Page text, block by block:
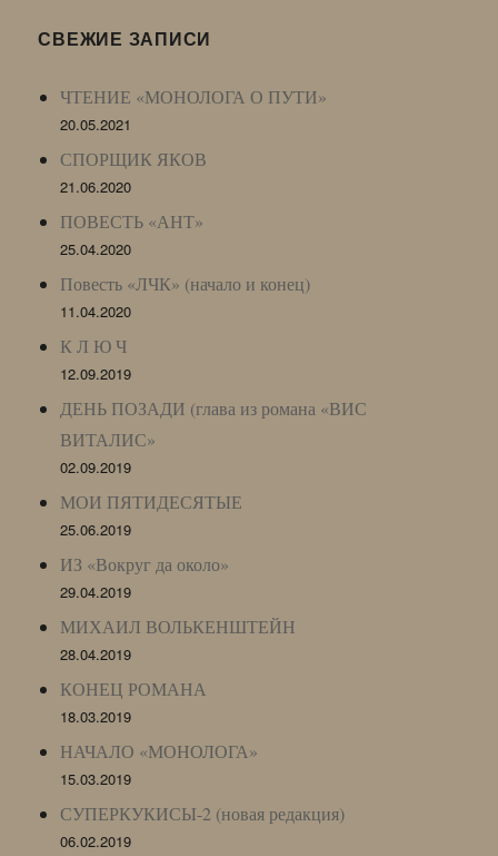
LJ
СВЕЖИЕ ЗАПИСИ
ЧТЕНИЕ «МОНОЛОГА О ПУТИ»
20.05.2021
СПОРЩИК ЯКОВ
21.06.2020
ПОВЕСТЬ «АНТ»
25.04.2020
Повесть «ЛЧК» (начало и конец)
11.04.2020
К Л Ю Ч
12.09.2019
ДЕНЬ ПОЗАДИ (глава из романа «ВИС
ВИТАЛИС»
02.09.2019
МОИ ПЯТИДЕСЯТЫЕ
25.06.2019
ИЗ «Вокруг да около»
29.04.2019
МИХАИЛ ВОЛЬКЕНШТЕЙН
28.04.2019
КОНЕЦ РОМАНА
18.03.2019
НАЧАЛО «МОНОЛОГА»
15.03.2019
СУПЕРКУКИСЫ-2 (новая редакция)
06.02.2019